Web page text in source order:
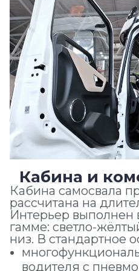
Кабина и
Кабина самосвала
рассчитана на
Интерьер выполнен
гамме: светло-
низ. В стандартное
водителя с